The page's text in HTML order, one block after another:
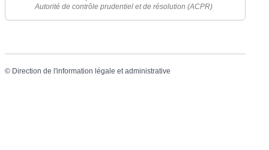
Autorité de contrôle prudentiel et de résolution (ACPR)
© Direction de l'information légale et administrative